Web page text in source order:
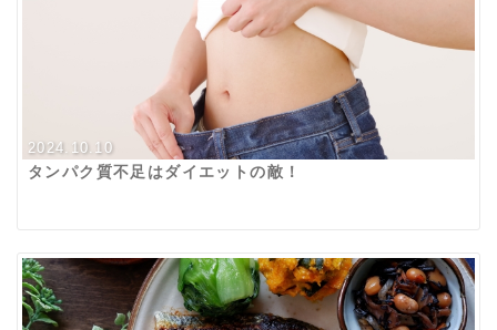
2024.10.10
タンパク質不足はダイエットの敵！